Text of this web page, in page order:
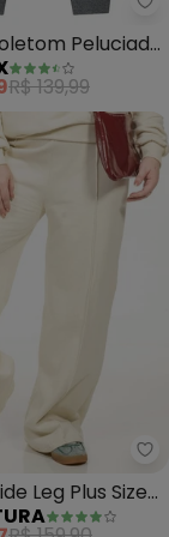
Jogger
Peluciado
R$ 139,99
Wide Leg
Leg Plus Size